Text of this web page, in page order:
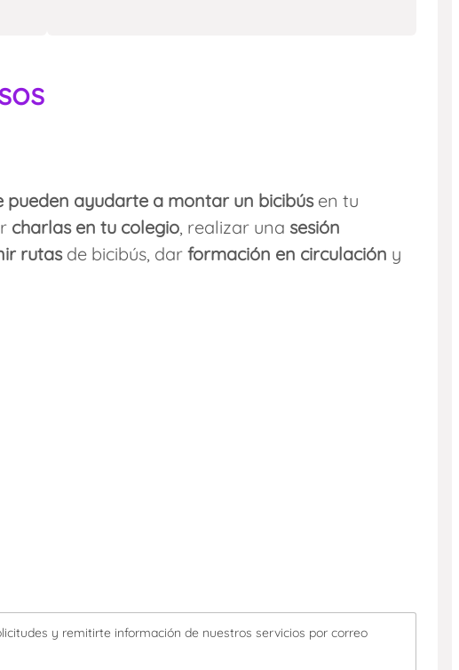
ayudarte a montar un bicibúsen tu
charlas en tu colegio, realizar una sesión
rutasde bicibús, darformación en circulación y
y remitirte información de nuestros servicios por correo